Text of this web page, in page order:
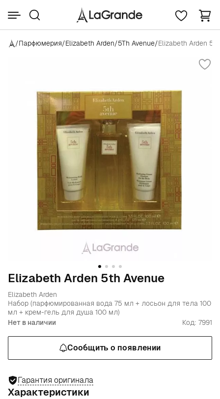
/Парфюмерия/Elizabeth Arden/5Th Avenue/Elizabeth Arden
Elizabeth Arden 5th Avenue
Elizabeth Arden
Набор (парфюмированная вода 75 мл + лосьон для тела 100
мл + крем-гель для душа 100 мл)
Нет в наличии
Код: 7991
Сообщить о появлении
Гарантия оригинала
Характеристики